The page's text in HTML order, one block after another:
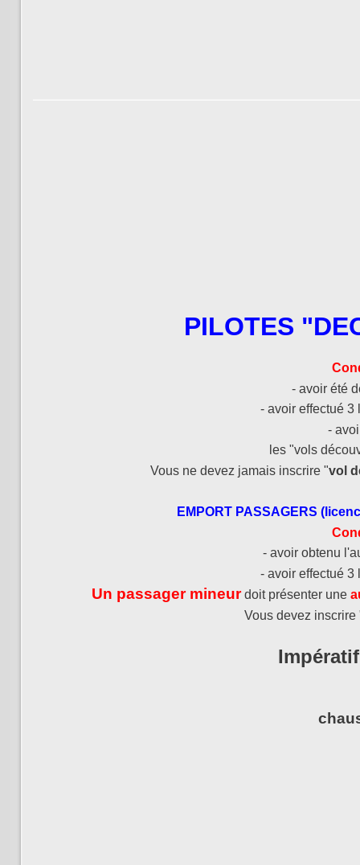
PILOTES
- avoir été
- avoir effectué 3
-
les "vols
Vous ne devez jamais inscrire "vol
EMPORT PASSAGERS
- avoir obtenu
- avoir effectué 3
Un passagermineurdoit présenter une
Vous devez inscrire